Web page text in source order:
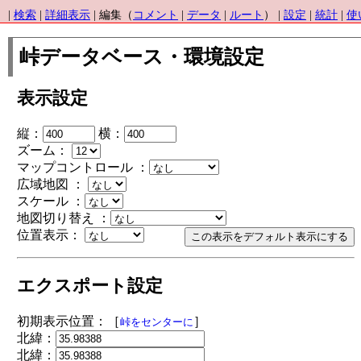
検索 詳細表示 | 編集（ コメント データ ルート ） | 設定 統計 使
峠データベース・環境設定
表示設定
縦：
横：
ズーム：
マップコントロール ：
広域地図 ：
スケール ：
地図切り替え ：
位置表示：
エクスポート設定
初期表示位置：［峠をセンターに ］
北緯：
北緯：